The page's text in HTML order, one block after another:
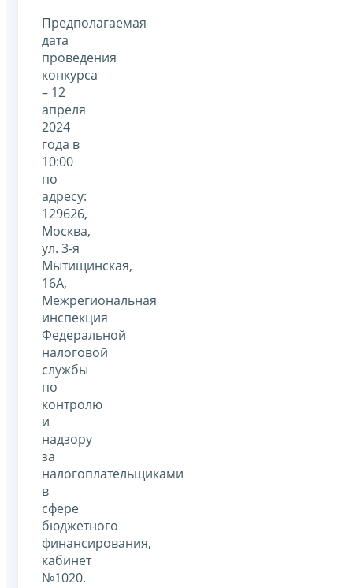
Предполагаемая
дата
проведения
конкурса
– 12
апреля
2024
года в
10:00
по
адресу:
129626,
Москва,
ул. 3-я
Мытищинская,
16А,
Межрегиональная
инспекция
Федеральной
налоговой
службы
по
контролю
и
надзору
за
налогоплательщиками
в
сфере
бюджетного
финансирования,
кабинет
№1020.